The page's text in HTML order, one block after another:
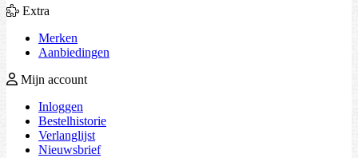
Extra
Merken
Aanbiedingen
Mijn account
Inloggen
Bestelhistorie
Verlanglijst
Nieuwsbrief